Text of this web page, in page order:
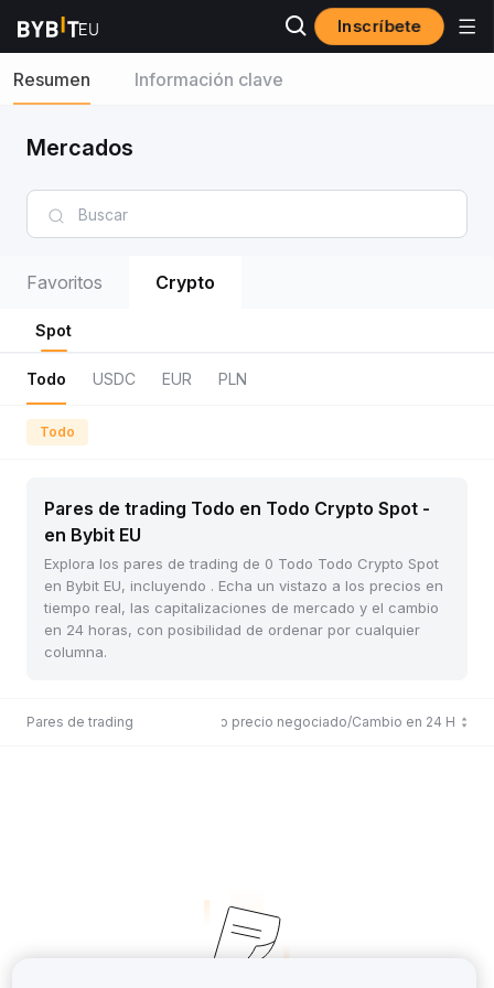
Inscríbete
Resumen Información clave
Mercados
Favoritos Crypto
Spot
Todo USDC EUR PLN
Todo
Pares de trading Todo en Todo Crypto Spot -
en Bybit EU
Explora los pares de trading de 0 Todo Todo Crypto Spot
en Bybit EU, incluyendo . Echa un vistazo a los precios en
tiempo real, las capitalizaciones de mercado y el cambio
en 24 horas, con posibilidad de ordenar por cualquier
columna.
Pares de trading Último precio negociado/Cambio en 24 H